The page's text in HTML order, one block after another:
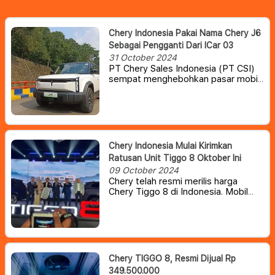
Chery Indonesia Pakai Nama Chery J6
Sebagai Pengganti Dari ICar 03
31 October 2024
PT Chery Sales Indonesia (PT CSI)
sempat menghebohkan pasar mobil
Indonesia tersebut kabarnya telah
berganti nama menjadi Chery J6.
Chery Indonesia Mulai Kirimkan
Ratusan Unit Tiggo 8 Oktober Ini
09 October 2024
Chery telah resmi merilis harga
Chery Tiggo 8 di Indonesia. Mobil
Chery TIGGO 8, Resmi Dijual Rp
349.500.000